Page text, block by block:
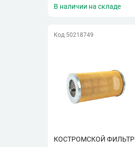
В наличии на складе
Код 50218749
КОСТРОМСКОЙ ФИЛЬТР